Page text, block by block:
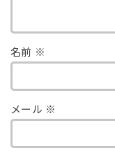
名前 ※
メール ※